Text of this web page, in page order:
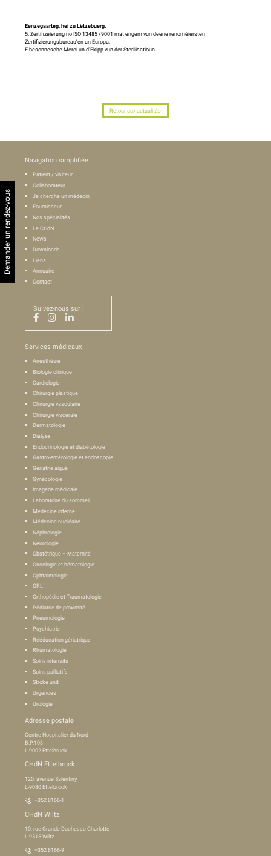
Eenzegaarteg, hei zu Lëtzebuerg.
5. Zertifizéierung no ISO 13485 /9001 mat engem vun deene renoméiersten
Zertifizierungsbureau’en an Europa.
E besonnesche Merci un d’Ekipp vun der Sterilisatioun.
Retour aux actualités
Navigation simplifiée
Patient / visiteur
Collaborateur
Je cherche un médecin
Fournisseur
Nos spécialités
Le CHdN
News
Downloads
Liens
Annuaire
Contact
Suivez-nous sur :
Services médicaux
Anesthésie
Biologie clinique
Cardiologie
Chirurgie plastique
Chirurgie vasculaire
Chirurgie viscérale
Dermatologie
Dialyse
Endocrinologie et diabétologie
Gastro-entérologie et endoscopie
Gériatrie aiguë
Gynécologie
Imagerie médicale
Laboratoire du sommeil
Médecine interne
Médecine nucléaire
Néphrologie
Neurologie
Obstétrique – Maternité
Oncologie et hématologie
Ophtalmologie
ORL
Orthopédie et Traumatologie
Pédiatrie de proximité
Pneumologie
Psychiatrie
Rééducation gériatrique
Rhumatologie
Soins intensifs
Soins palliatifs
Stroke unit
Urgences
Urologie
Adresse postale
Centre Hospitalier du Nord
B.P.103
L-9002 Ettelbruck
CHdN Ettelbruck
120, avenue Salentiny
L-9080 Ettelbruck
+352 8166-1
CHdN Wiltz
10, rue Grande-Duchesse Charlotte
L-9515 Wiltz
+352 8166-9
Demander un rendez-vous